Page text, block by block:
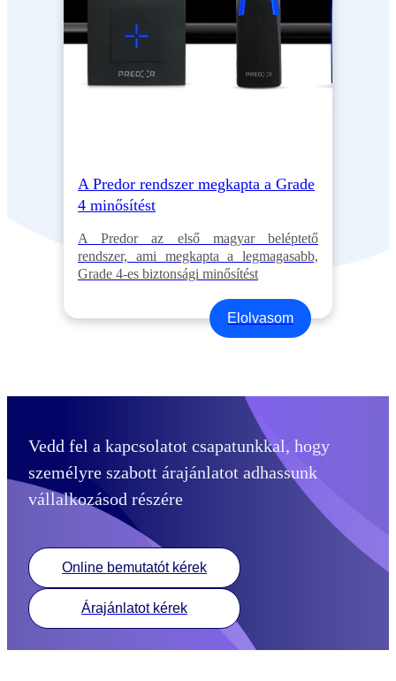
A Predor rendszer megkapta a Grade
4 minősítést
A Predor az első magyar beléptető
rendszer, ami megkapta a legmagasabb,
Grade 4-es biztonsági minősítést
Elolvasom
Vedd fel a kapcsolatot csapatunkkal, hogy
személyre szabott árajánlatot adhassunk
vállalkozásod részére
Online bemutatót kérek
Árajánlatot kérek